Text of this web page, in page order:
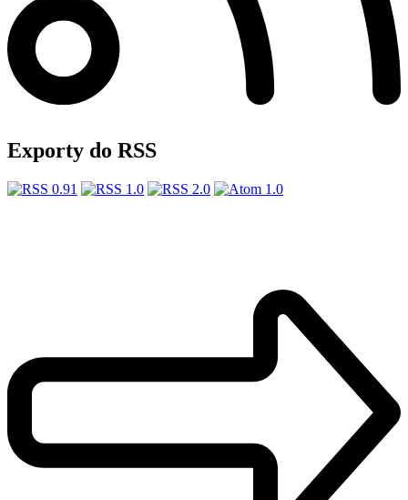
Exporty do RSS